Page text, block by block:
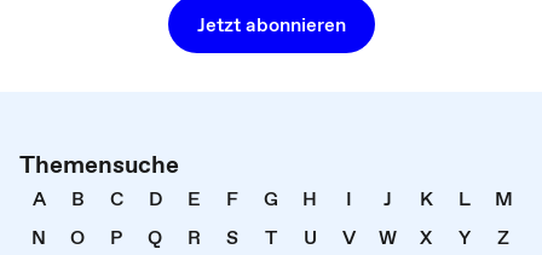
Jetzt abonnieren
Themensuche
A B C D E F G H I J K L
M
N
O P Q R S T U V W X Y
Z